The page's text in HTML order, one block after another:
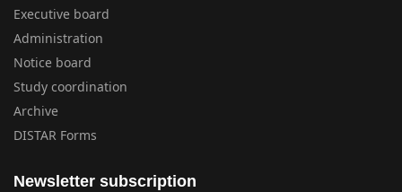
Executive board
Administration
Notice board
Study coordination
Archive
DISTAR Forms
Newsletter subscription